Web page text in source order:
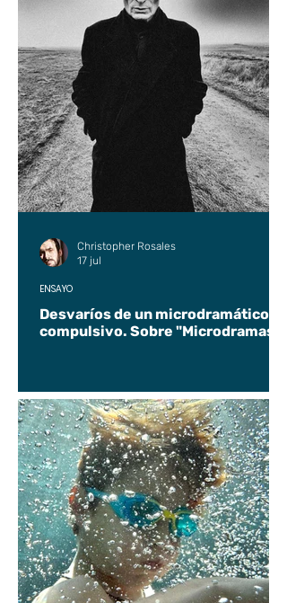
Desvaríos de un microdramático
compulsivo. Sobre "Microdramas".
ENSAYO
Christopher Rosales
17 jul